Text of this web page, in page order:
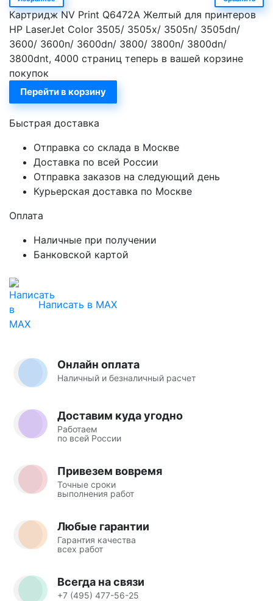
Картридж NV Print Q6472A Желтый для принтеров
HP LaserJet Color 3505/ 3505x/ 3505n/ 3505dn/
3600/ 3600n/ 3600dn/ 3800/ 3800n/ 3800dn/
3800dnt, 4000 страниц теперь в вашей корзине
покупок
Перейти в корзину
Быстрая доставка
Отправка со склада в Москве
Доставка по всей России
Отправка заказов на следующий день
Курьерская доставка по Москве
Оплата
Наличные при получении
Банковской картой
Написать в MAX
Онлайн оплата
Наличный и безналичный расчет
Доставим куда угодно
Работаем
по всей России
Привезем вовремя
Точные сроки
выполнения работ
Любые гарантии
Гарантия качества
всех работ
Всегда на связи
+7 (495) 477-56-25